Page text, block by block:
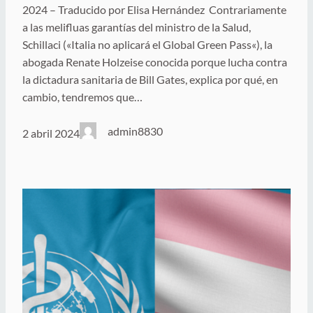
2024 – Traducido por Elisa Hernández Contrariamente
a las melifluas garantías del ministro de la Salud,
Schillaci («Italia no aplicará el Global Green Pass«), la
abogada Renate Holzeise conocida porque lucha contra
la dictadura sanitaria de Bill Gates, explica por qué, en
cambio, tendremos que…
2 abril 2024 admin8830